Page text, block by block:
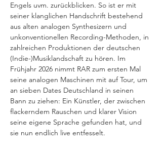
Engels uvm. zurückblicken. So ist er mit
seiner klanglichen Handschrift bestehend
aus alten analogen Synthesizern und
unkonventionellen Recording-Methoden, in
zahlreichen Produktionen der deutschen
(Indie-)Musiklandschaft zu hören. Im
Frühjahr 2026 nimmt RAR zum ersten Mal
seine analogen Maschinen mit auf Tour, um
an sieben Dates Deutschland in seinen
Bann zu ziehen: Ein Künstler, der zwischen
flackerndem Rauschen und klarer Vision
seine eigene Sprache gefunden hat, und
sie nun endlich live entfesselt.